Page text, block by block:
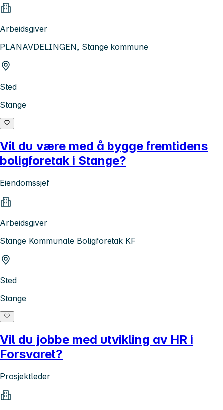
Arbeidsgiver
PLANAVDELINGEN, Stange kommune
Sted
Stange
Vil du være med å bygge fremtidens
boligforetak i Stange?
Eiendomssjef
Arbeidsgiver
Stange Kommunale Boligforetak KF
Sted
Stange
Vil du jobbe med utvikling av HR i
Forsvaret?
Prosjektleder